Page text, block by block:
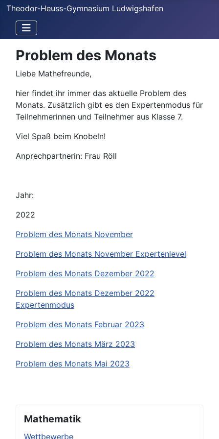
Theodor-Heuss-Gymnasium Ludwigshafen
Problem des Monats
Liebe Mathefreunde,
hier findet ihr immer das aktuelle Problem des
Monats. Zusätzlich gibt es den Expertenmodus für
Teilnehmerinnen und Teilnehmer aus Klasse 7.
Viel Spaß beim Knobeln!
Anprechpartnerin: Frau Röll
Jahr:
2022
Problem des Monats November
Problem des Monats November Expertenlevel
Problem des Monats Dezember 2022
Problem des Monats Dezember 2022
Expertenmodus
Problem des Monats Februar 2023
Problem des Monats März 2023
Problem des Monats Mai 2023
Mathematik
Wettbewerbe